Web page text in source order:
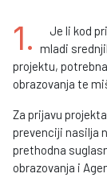
1.
Je li kod
mladi
projektu,
obrazovanja te
Za prijavu
prevenciji nasilja
prethodna
obrazovanja i